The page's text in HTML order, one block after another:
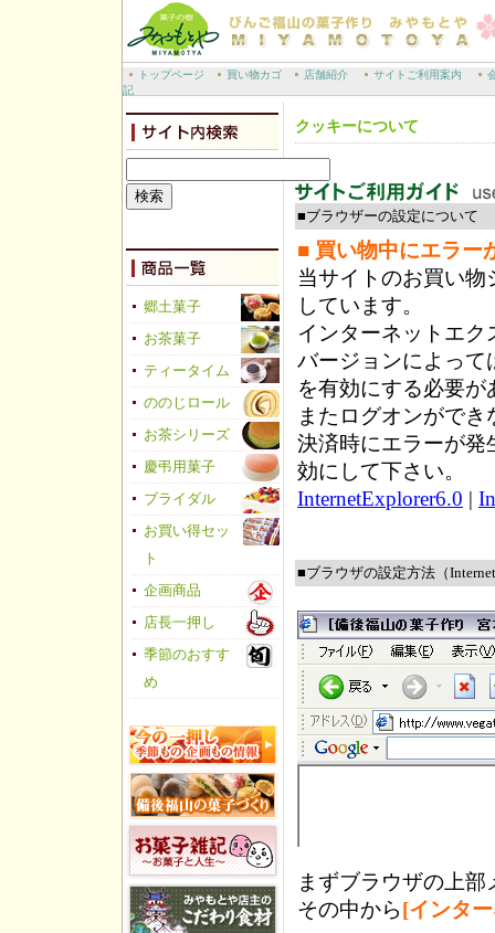
トップページ 買い物カゴ 店舗紹介 サイトご利用案内
記
郷土菓子
お茶菓子
ティータイム
ののじロール
お茶シリーズ
慶弔用菓子
ブライダル
お買い得セッ
ト
企画商品
店長一押し
季節のおすす
め
クッキーについて
■ブラウザーの設定について
■ 買い物中にエラー
当サイトのお買い物
しています。
インターネットエク
バージョンによって
を有効にする必要が
またログオンがで
決済時にエラーが発
効にして下さい。
InternetExplorer6.0
■ブラウザの設定方法（
まずブラウザの上部
その中から [インタ